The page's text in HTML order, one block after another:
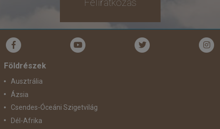
Feliratkozás
Földrészek
Ausztrália
Ázsia
Csendes-Óceáni Szigetvilág
Dél-Afrika